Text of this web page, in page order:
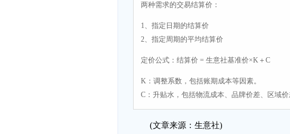
两种需求的交易结算价：
1、指定日期的结算价
2、指定周期的平均结算价
定价公式：结算价 = 生意社基准价×K＋C
K：调整系数，包括账期成本等因素。
C：升贴水，包括物流成本、品牌价差、区域价
(文章来源：生意社)